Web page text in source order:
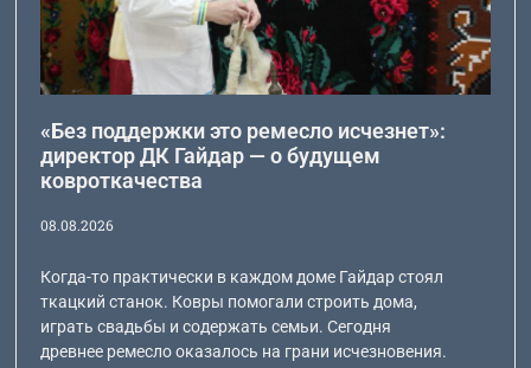
«Без поддержки это ремесло исчезнет»:
директор ДК Гайдар — о будущем
ковроткачества
08.08.2026
Когда-то практически в каждом доме Гайдар стоял
ткацкий станок. Ковры помогали строить дома,
играть свадьбы и содержать семьи. Сегодня
древнее ремесло оказалось на грани исчезновения.